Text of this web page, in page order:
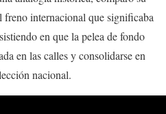
internacional que significaba
en que la pelea de fondo
en las calles y consolidarse en
nacional.